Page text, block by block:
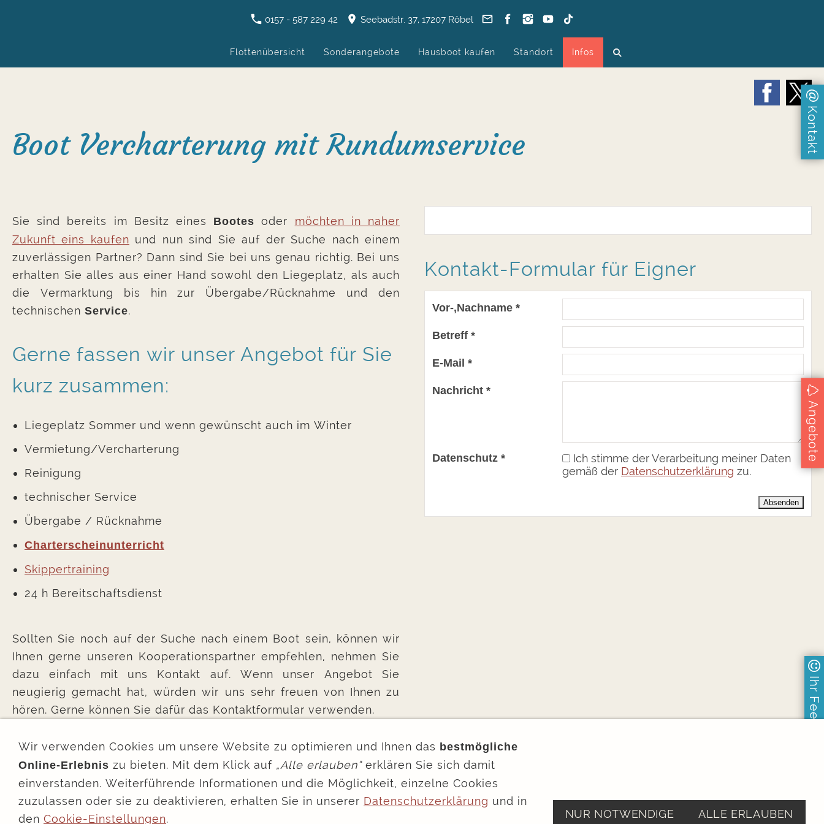
0157 - 587 229 42 Seebadstr. 37, 17207 Röbel
Flottenübersicht Sonderangebote Hausboot kaufen Standort Infos
Kontakt
Angebote
Ihr Feedback
Boot Vercharterung mit Rundumservice
Sie sind bereits im Besitz eines Bootes oder möchten in naher
Zukunft eins kaufen und nun sind Sie auf der Suche nach einem
zuverlässigen Partner? Dann sind Sie bei uns genau richtig. Bei uns
erhalten Sie alles aus einer Hand sowohl den Liegeplatz, als auch
die Vermarktung bis hin zur Übergabe/Rücknahme und den
technischen Service.
Gerne fassen wir unser Angebot für Sie
kurz zusammen:
Liegeplatz Sommer und wenn gewünscht auch im Winter
Vermietung/Vercharterung
Reinigung
technischer Service
Übergabe / Rücknahme
Charterscheinunterricht
Skippertraining
24 h Bereitschaftsdienst
Sollten Sie noch auf der Suche nach einem Boot sein, können wir
Ihnen gerne unseren Kooperationspartner empfehlen, nehmen Sie
dazu einfach mit uns Kontakt auf. Wenn unser Angebot Sie
neugierig gemacht hat, würden wir uns sehr freuen von Ihnen zu
hören. Gerne können Sie dafür das Kontaktformular verwenden.
Kontakt-Formular für Eigner
Vor-,Nachname *
Betreff *
E-Mail *
Nachricht *
Datenschutz *
Ich stimme der Verarbeitung meiner Daten
gemäß der Datenschutzerklärung zu.
ImpressumDatenschutzerklärungAGBKontakt BildquellenCookie-Einstellungen
MÜRITZ-captain | Alle Rechte unter Vorbehalt.
Wir verwenden Cookies um unsere Website zu optimieren und Ihnen das bestmögliche
Online-Erlebnis zu bieten. Mit dem Klick auf „Alle erlauben“erklären Sie sich damit
einverstanden. Weiterführende Informationen und die Möglichkeit, einzelne Cookies
zuzulassen oder sie zu deaktivieren, erhalten Sie in unserer Datenschutzerklärung und in
den Cookie-Einstellungen. NUR NOTWENDIGE ALLE ERLAUBEN